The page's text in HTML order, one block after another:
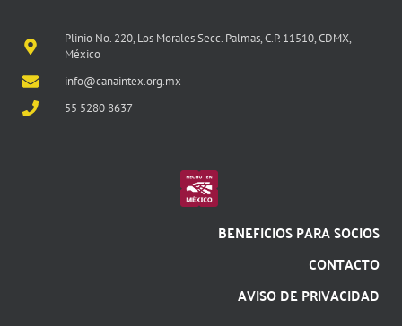
Plinio No. 220, Los Morales Secc. Palmas, C.P. 11510, CDMX,
México
info@canaintex.org.mx
55 5280 8637
BENEFICIOS PARA SOCIOS
CONTACTO
AVISO DE PRIVACIDAD